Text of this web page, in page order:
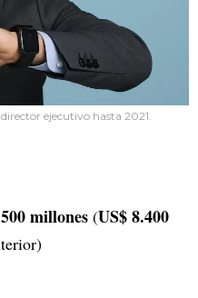
ejecutivo hasta 2021.
millones (US$ 8.400